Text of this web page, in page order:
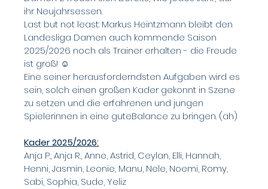
ihr Neujahrsessen.
Last but not least: Markus Heintzmann bleibt den
Landesliga Damen auch kommende Saison
2025/2026 noch als Trainer erhalten - die Freude
ist groß! ☺️
Eine seiner herausforderndsten Aufgaben wird es
sein, solch einen großen Kader gekonnt in Szene
zu setzen und die erfahrenen und jungen
Spielerinnen in eine guteBalance zu bringen. (ah)
Kader 2025/2026:
Anja P., Anja R., Anne, Astrid, Ceylan, Elli, Hannah,
Henni, Jasmin, Leonie, Manu, Nele, Noemi, Romy,
Sabi, Sophia, Sude, Yeliz